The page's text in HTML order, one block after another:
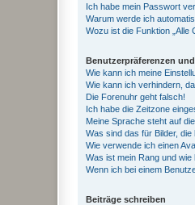
Ich habe mein Passwort
Warum werde ich
Wozu ist die Funktion „Alle
Benutzerpräferenzen
Wie kann ich meine
Wie kann ich verhindern,
Die Forenuhr geht falsch!
Ich habe die Zeitzone
Meine Sprache steht auf
Was sind das für Bilder,
Wie verwende ich einen
Was ist mein Rang und
Wenn ich bei einem
Beiträge schreiben